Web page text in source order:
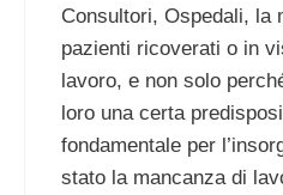
Consultori, Ospedali, la
pazienti ricoverati o in
lavoro, e non solo
loro una certa
fondamentale per
stato la mancanza di